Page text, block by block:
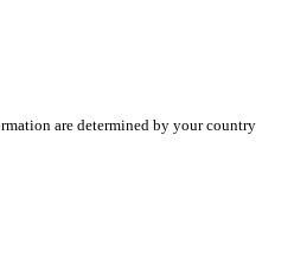
are determined by your country